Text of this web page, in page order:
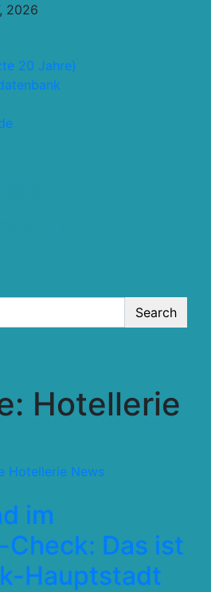
2026
20 Jahre)
Search
Hotellerie
Hotellerie News
im
Check: Das ist
Hauptstadt